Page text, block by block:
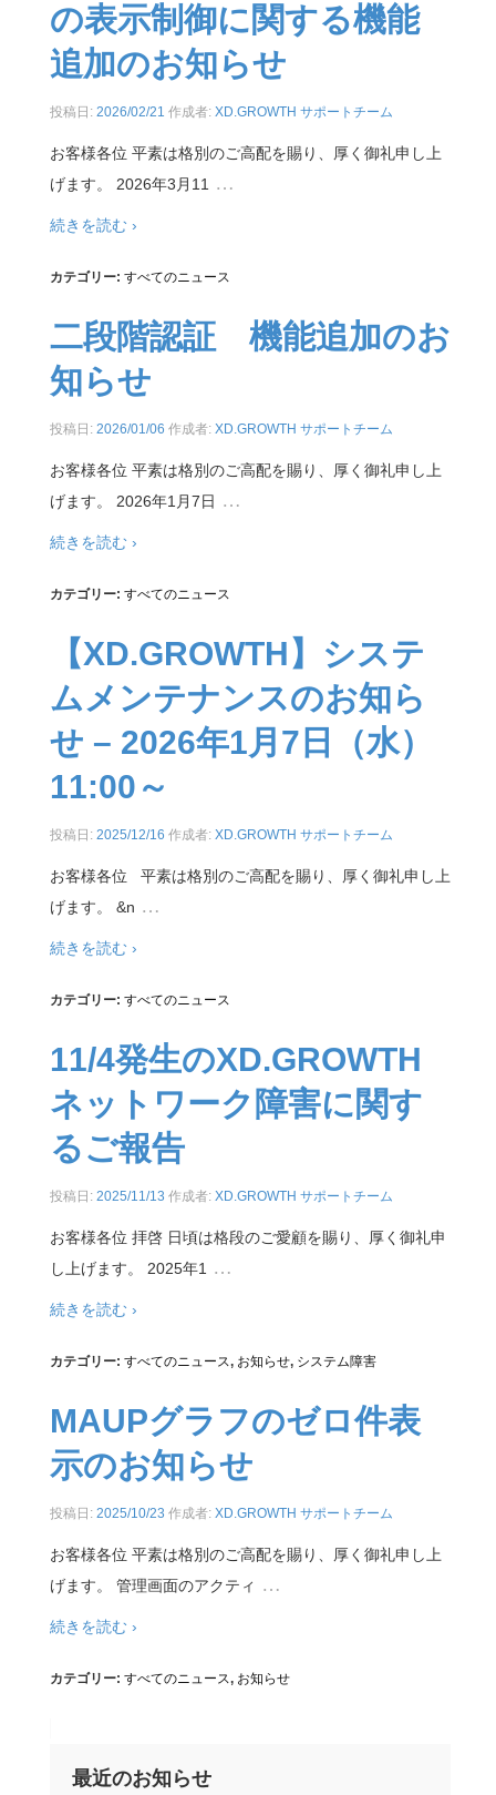
の表示制御に関する機能
追加のお知らせ
投稿日: 2026/02/21 作成者: XD.GROWTH サポートチーム
お客様各位 平素は格別のご高配を賜り、厚く御礼申し上
げます。 2026年3月11
…
続きを読む ›
カテゴリー: すべてのニュース
二段階認証 機能追加のお
知らせ
投稿日: 2026/01/06 作成者: XD.GROWTH サポートチーム
お客様各位 平素は格別のご高配を賜り、厚く御礼申し上
げます。 2026年1月7日 …
続きを読む ›
カテゴリー: すべてのニュース
【XD.GROWTH】システ
ムメンテナンスのお知ら
せ – 2026年1月7日（水）
11:00～
投稿日: 2025/12/16 作成者: XD.GROWTH サポートチーム
お客様各位 平素は格別のご高配を賜り、厚く御礼申し上
げます。 &n …
続きを読む ›
カテゴリー: すべてのニュース
11/4発生のXD.GROWTH
ネットワーク障害に関す
るご報告
投稿日: 2025/11/13 作成者: XD.GROWTH サポートチーム
お客様各位 拝啓 日頃は格段のご愛顧を賜り、厚く御礼申
し上げます。 2025年1
…
続きを読む ›
カテゴリー: すべてのニュース, お知らせ, システム障害
MAUPグラフのゼロ件表
示のお知らせ
投稿日: 2025/10/23 作成者: XD.GROWTH サポートチーム
お客様各位 平素は格別のご高配を賜り、厚く御礼申し上
げます。 管理画面のアクティ
…
続きを読む ›
カテゴリー: すべてのニュース, お知らせ
最近のお知らせ